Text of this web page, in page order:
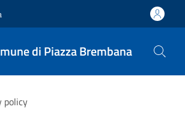
di Piazza Brembana
policy